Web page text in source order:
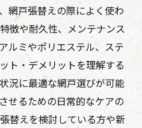
網戸張替えの際によく使わ
徴や耐久性、メンテナンス
ルミやポリエステル、ステ
ト・デメリットを理解する
況に最適な網戸選びが可能
せるための日常的なケアの
替えを検討している方や新